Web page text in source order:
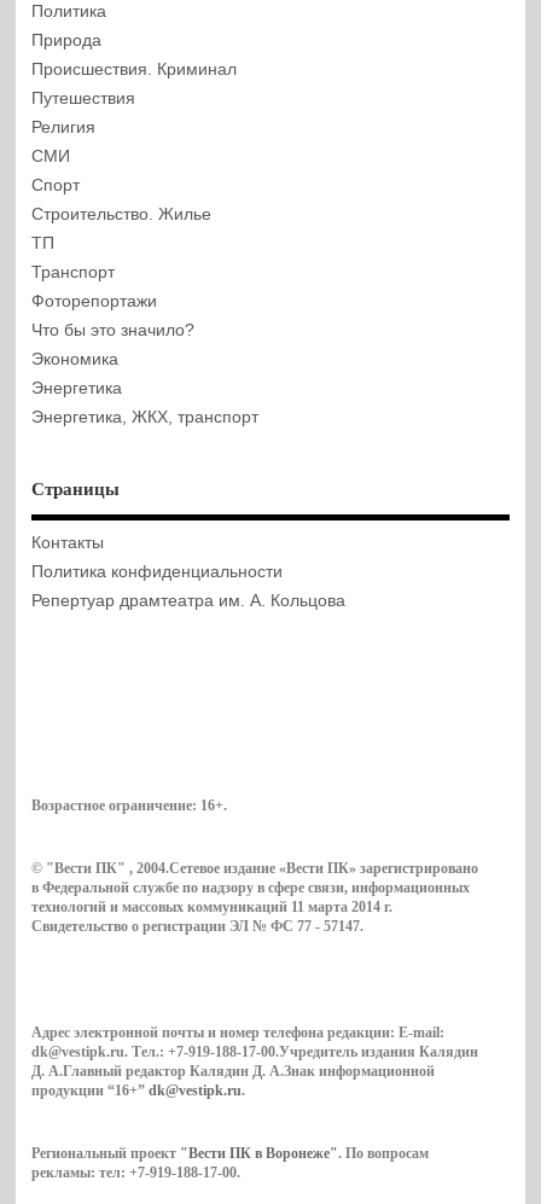
Политика
Природа
Происшествия. Криминал
Путешествия
Религия
СМИ
Спорт
Строительство. Жилье
ТП
Транспорт
Фоторепортажи
Что бы это значило?
Экономика
Энергетика
Энергетика, ЖКХ, транспорт
Страницы
Контакты
Политика конфиденциальности
Репертуар драмтеатра им. А. Кольцова
Возрастное ограничение: 16+.
© "Вести ПК" , 2004.Сетевое издание «Вести ПК» зарегистрировано
в Федеральной службе по надзору в сфере связи, информационных
технологий и массовых коммуникаций 11 марта 2014 г.
Свидетельство о регистрации ЭЛ № ФС 77 - 57147.
Адрес электронной почты и номер телефона редакции: E-mail:
dk@vestipk.ru. Тел.: +7-919-188-17-00.Учредитель издания Калядин
Д. А.Главный редактор Калядин Д. А.Знак информационной
продукции “16+”dk@vestipk.ru.
Региональный проект "Вести ПК в Воронеже". По вопросам
рекламы: тел: +7-919-188-17-00.